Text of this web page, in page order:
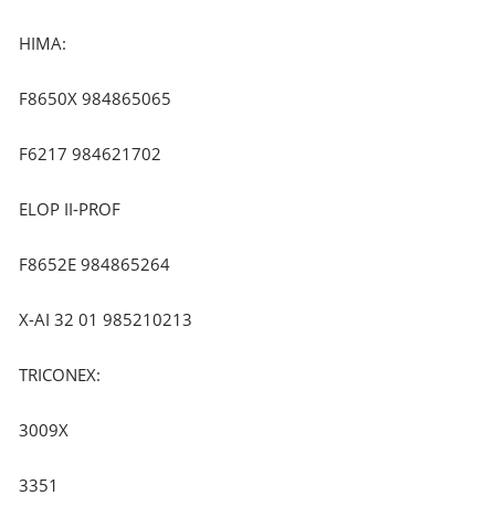
HIMA:
F8650X 984865065
F6217 984621702
ELOP II-PROF
F8652E 984865264
X-AI 32 01 985210213
TRICONEX:
3009X
3351